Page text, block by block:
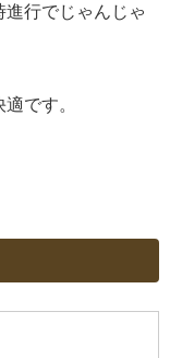
行でじゃんじゃ
です。